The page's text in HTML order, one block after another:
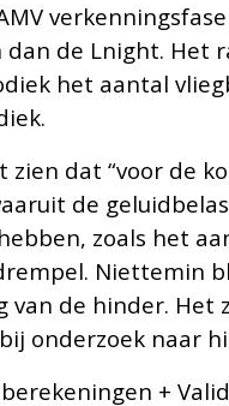
de Lnight.
het aantal
zien dat “voor
de
zoals het
Niettemin
de hinder.
onderzoek naar
+